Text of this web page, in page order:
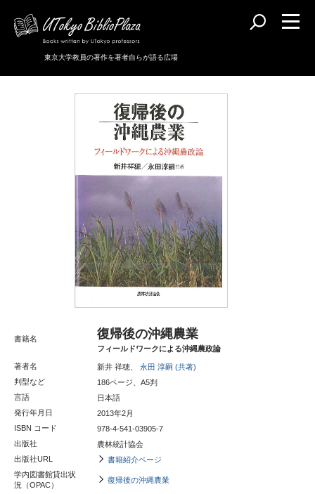
東京大学教員の著作を著者自らが語る広場
書籍名 復帰後の沖縄農業
フィールドワークによる沖縄農政論
著者名 新井 祥穂、 永田 淳嗣 (共著)
判型など
186ページ、A5判
言語
日本語
発行年月日
2013年2月
ISBN コード
978-4-541-03905-7
出版社
農林統計協会
出版社URL
書籍紹介ページ
学内図書館貸出状
況（OPAC）
復帰後の沖縄農業